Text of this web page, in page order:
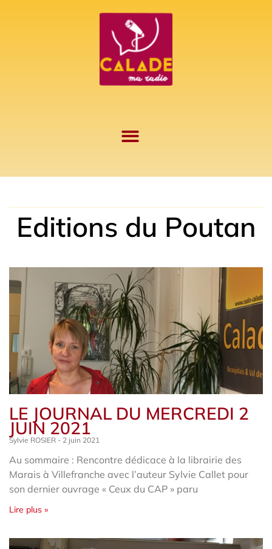
Editions du Poutan
LE JOURNAL DU MERCREDI 2
JUIN 2021
Sylvie ROSIER 2 juin 2021
Au sommaire : Rencontre dédicace à la librairie des
Marais à Villefranche avec l’auteur Sylvie Callet pour
son dernier ouvrage « Ceux du CAP » paru
Lire plus »